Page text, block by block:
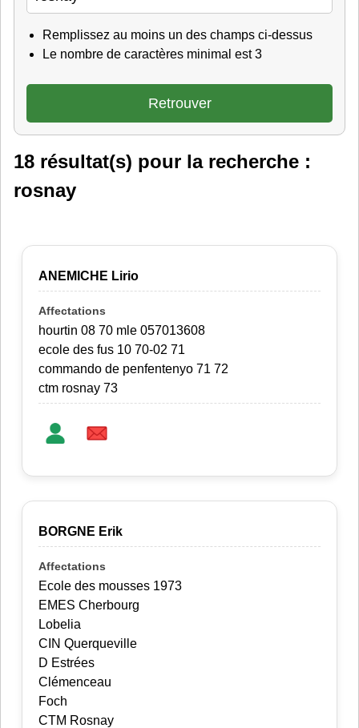
Remplissez au moins un des champs ci-dessus
Le nombre de caractères minimal est 3
18 résultat(s) pour la recherche :
rosnay
ANEMICHE Lirio
hourtin 08 70 mle 057013608
ecole des fus 10 70-02 71
commando de penfentenyo 71 72
ctm rosnay 73
BORGNE Erik
Ecole des mousses 1973
EMES Cherbourg
Lobelia
CIN Querqueville
D Estrées
Clémenceau
Foch
CTM Rosnay